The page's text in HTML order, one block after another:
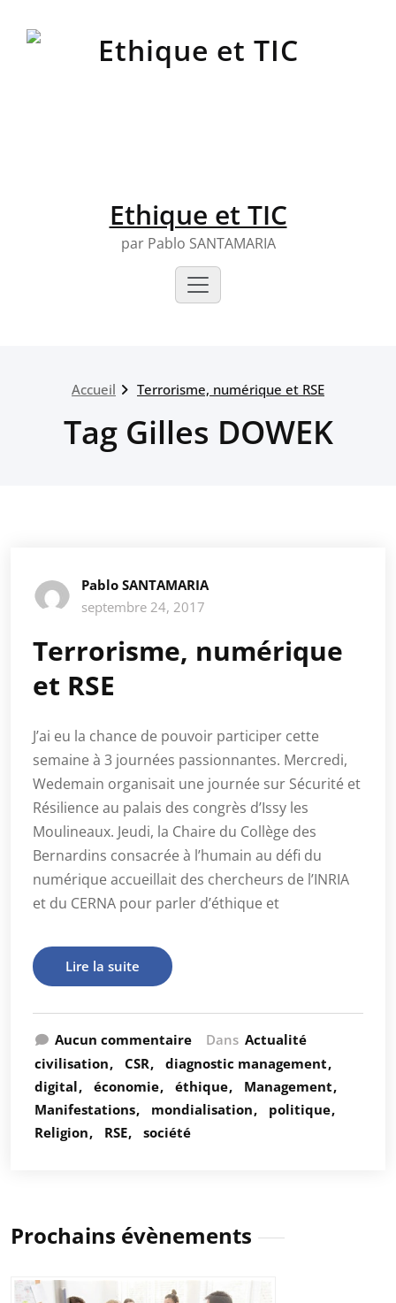
Ethique et TIC
par Pablo SANTAMARIA
Accueil Terrorisme, numérique et RSE
Tag Gilles DOWEK
Pablo SANTAMARIA
septembre 24, 2017
Terrorisme, numérique
et RSE
J’ai eu la chance de pouvoir participer cette
semaine à 3 journées passionnantes. Mercredi,
Wedemain organisait une journée sur Sécurité et
Résilience au palais des congrès d’Issy les
Moulineaux. Jeudi, la Chaire du Collège des
Bernardins consacrée à l’humain au défi du
numérique accueillait des chercheurs de l’INRIA
et du CERNA pour parler d’éthique et
Lire la suite
Aucun commentaire Dans Actualité
civilisation
CSR
diagnostic management
digital
économie éthique
Management
Manifestations
mondialisation
politique
Religion
RSE société
Prochains évènements